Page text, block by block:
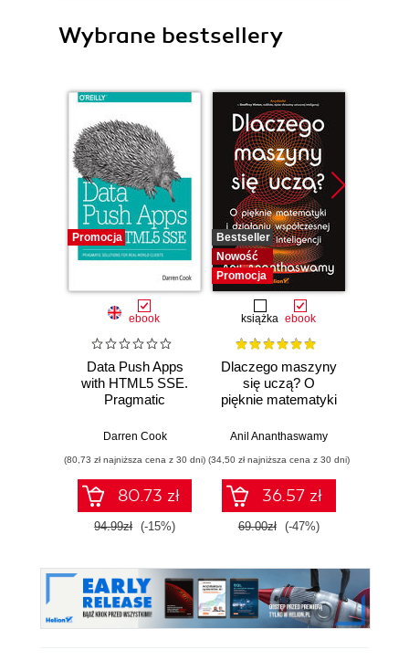
Wybrane bestsellery
Promocja
ebook
Data Push Apps
with HTML5 SSE.
Pragmatic
World Clients
Darren Cook
(80,73 zł najniższa cena z 30 dni)
80.73 zł
94.99zł (-15%)
Bestseller
Nowość
Promocja
książka ebook
Dlaczego maszyny
się uczą? O
pięknie matematyki
współczesnej
inteligencji
Anil Ananthaswamy
(34,50 zł najniższa cena z 30 dni)
36.57 zł
69.00zł (-47%)